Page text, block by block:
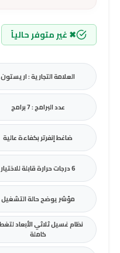
✖ غير متوفر حالياً
العلامة التجارية : اريستون
عدد البرامج : 7 برامج
ضاغط إنفرتر بكفاءة عالية
6 درجات حرارة قابلة للاختيار
مؤشر يوضح حالة التشغيل
نظام غسيل ثلاثي الأبعاد
كاملة